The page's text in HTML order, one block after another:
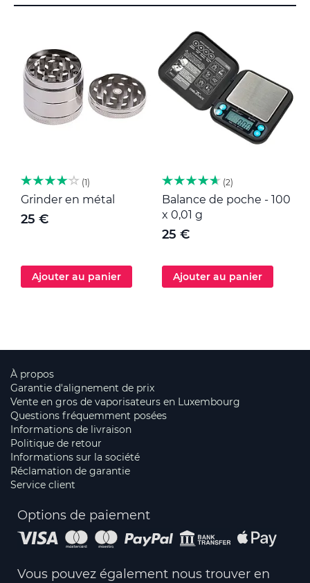
1
Grinder en métal
25 €
Ajouter au panier
2
Balance de poche - 100
x 0,01 g
25 €
Ajouter au panier
À propos
Garantie d'alignement de prix
Vente en gros de vaporisateurs en Luxembourg
Questions fréquemment posées
Informations de livraison
Politique de retour
Informations sur la société
Réclamation de garantie
Service client
Options de paiement
Vous pouvez également nous trouver en